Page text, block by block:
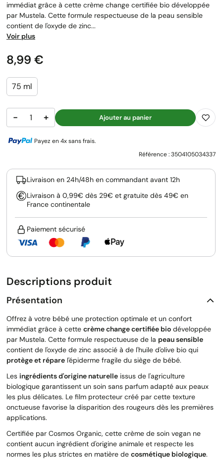
immédiat grâce à cette crème change certifiée bio développée
par Mustela. Cette formule respectueuse de la peau sensible
contient de l'oxyde de zinc...
Voir plus
Prix
8,99 €
75 ml
− + Ajouter au panier
Payez en 4x sans frais.
Référence :3504105034337
Livraison en 24h/48h en commandant avant 12h
Livraison à 0,99€ dès 29€ et gratuite dès 49€ en
France continentale
Paiement sécurisé
Descriptions produit
Présentation
Offrez à votre bébé une protection optimale et un confort
immédiat grâce à cette crème change certifiée bio développée
par Mustela. Cette formule respectueuse de la peau sensible
contient de l'oxyde de zinc associé à de l'huile d'olive bio qui
protège et répare l'épiderme fragile du siège de bébé.
Les ingrédients d'origine naturelle issus de l'agriculture
biologique garantissent un soin sans parfum adapté aux peaux
les plus délicates. Le film protecteur créé par cette texture
onctueuse favorise la disparition des rougeurs dès les premières
applications.
Certifiée par Cosmos Organic, cette crème de soin vegan ne
contient aucun ingrédient d'origine animale et respecte les
normes les plus strictes en matière de cosmétique biologique.